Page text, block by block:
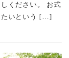
ください。 お式
たいという […]